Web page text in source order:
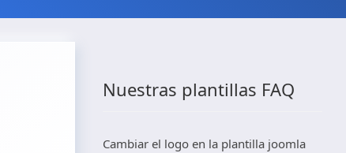
Nuestras plantillas FAQ
Cambiar el logo en la plantilla joomla